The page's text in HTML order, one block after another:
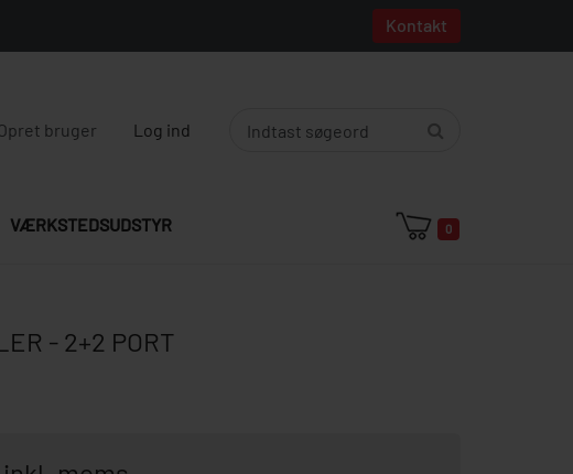
Kontakt
bruger Log ind
VÆRKSTEDSUDSTYR 0
- 2+2 PORT